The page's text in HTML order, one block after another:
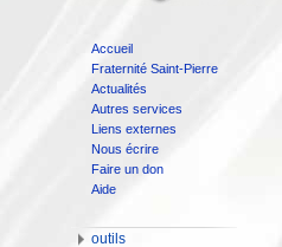
Accueil
Fraternité Saint-Pierre
Actualités
Autres services
Liens externes
Nous écrire
Faire un don
Aide
outils